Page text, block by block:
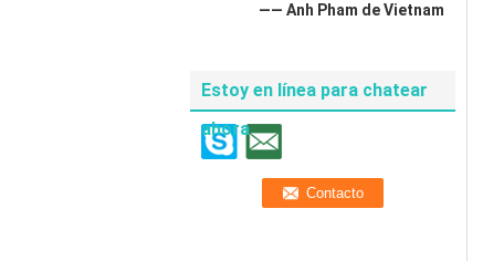
—— Anh Pham de Vietnam
Estoy en línea para chatear
ahora